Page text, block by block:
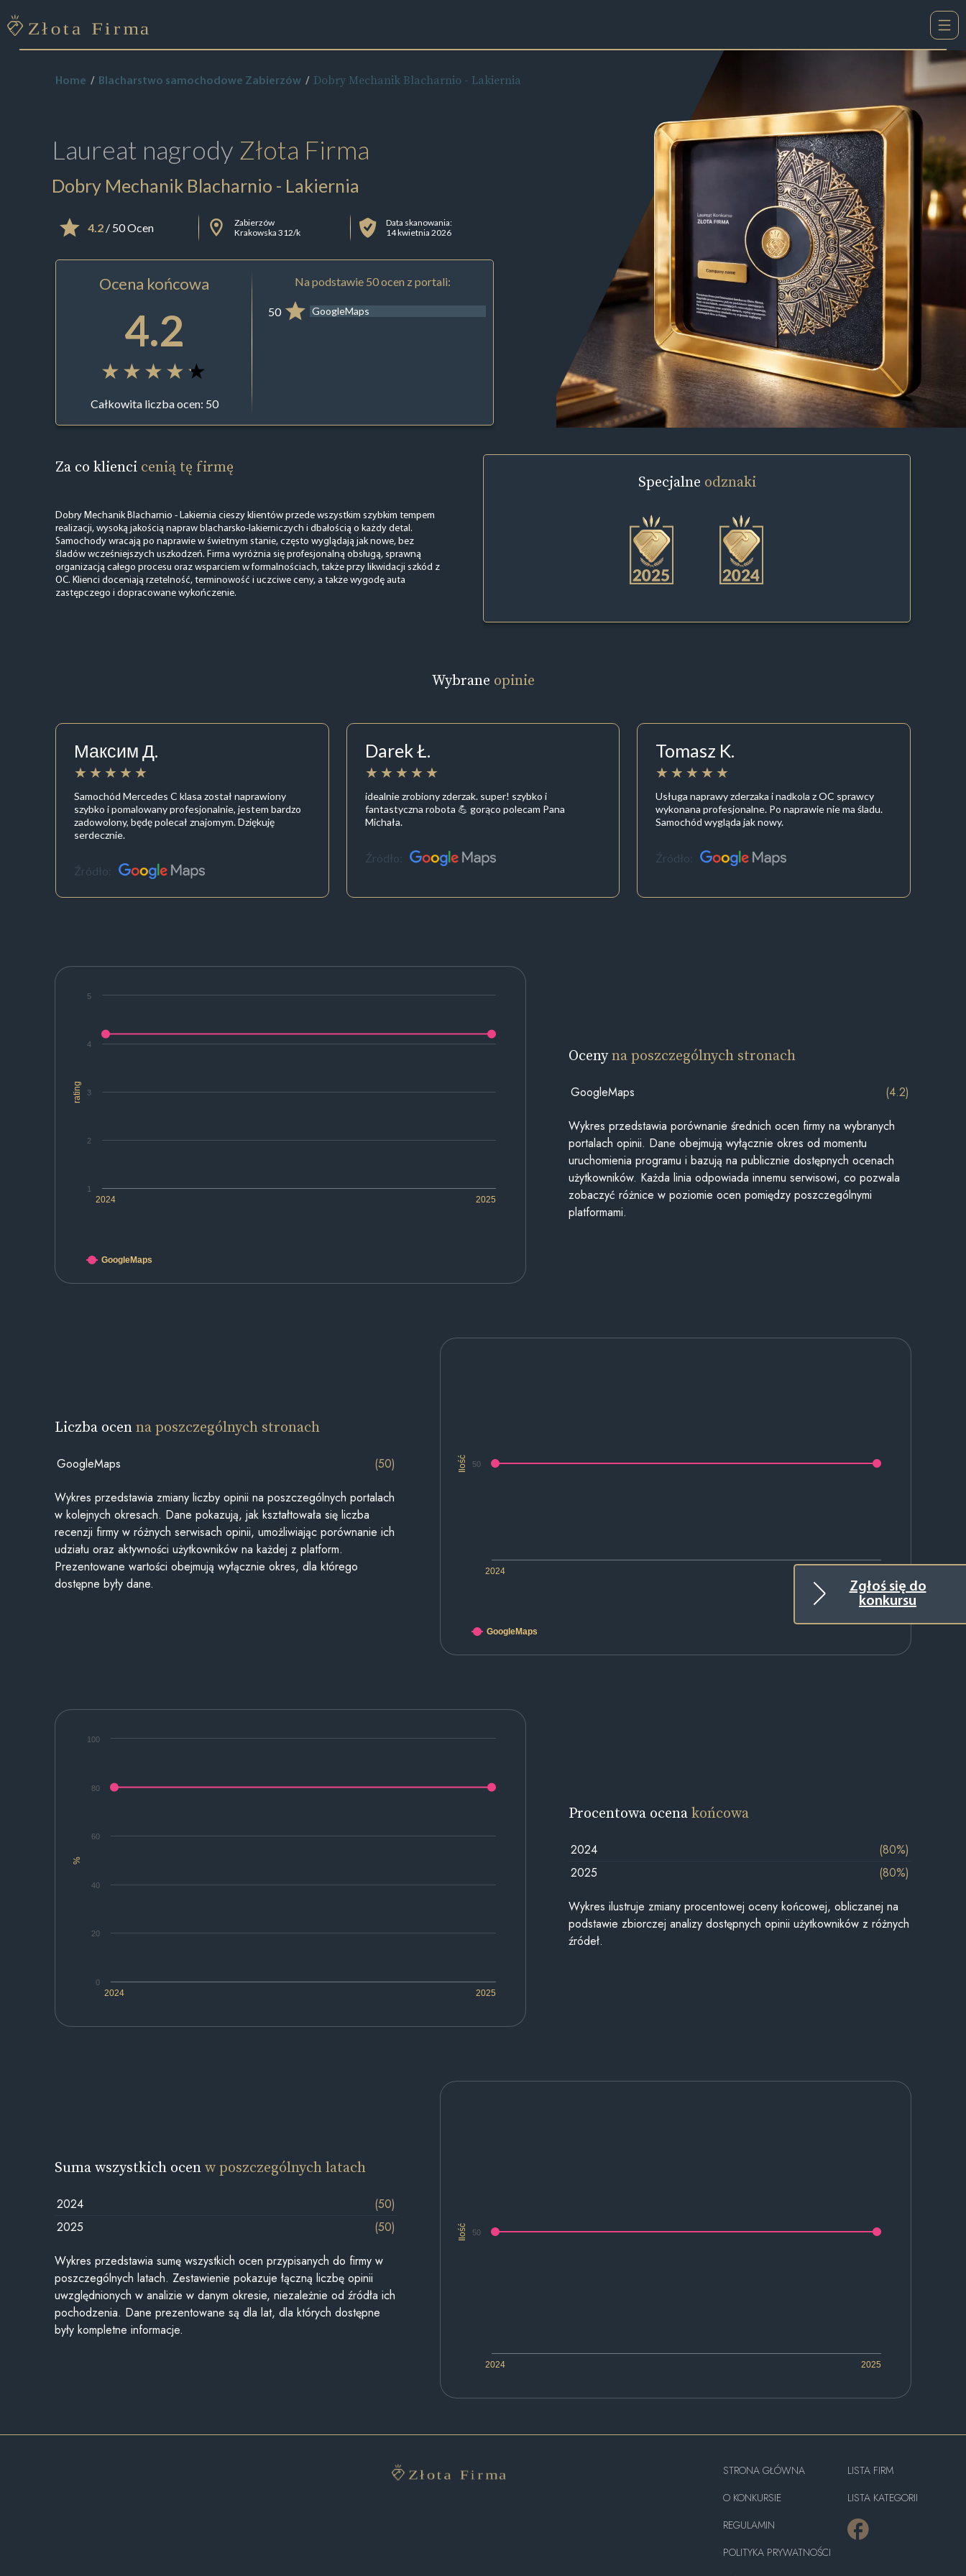
Zgłoś się do
konkursu
Home Blacharstwo samochodowe Zabierzów Dobry Mechanik Blacharnio - Lakiernia
Laureat nagrody Złota Firma
Dobry Mechanik Blacharnio - Lakiernia
4.2/ 50 Ocen
Zabierzów
Krakowska 312/k
Data skanowania:
14 kwietnia 2026
Ocena końcowa
4.2
Całkowita liczba ocen: 50
Na podstawie 50 ocen z portali:
50 GoogleMaps
Za co klienci cenią tę firmę
Dobry Mechanik Blacharnio - Lakiernia cieszy klientów przede wszystkim szybkim tempem
realizacji, wysoką jakością napraw blacharsko-lakierniczych i dbałością o każdy detal.
Samochody wracają po naprawie w świetnym stanie, często wyglądają jak nowe, bez
śladów wcześniejszych uszkodzeń. Firma wyróżnia się profesjonalną obsługą, sprawną
organizacją całego procesu oraz wsparciem w formalnościach, także przy likwidacji szkód z
OC. Klienci doceniają rzetelność, terminowość i uczciwe ceny, a także wygodę auta
zastępczego i dopracowane wykończenie.
Specjalne odznaki
Wybrane opinie
Максим Д.
Samochód Mercedes C klasa został naprawiony
szybko i pomalowany profesjonalnie, jestem bardzo
zadowolony, będę polecał znajomym. Dziękuję
serdecznie.
Źródło:
Darek Ł.
idealnie zrobiony zderzak. super! szybko i
fantastyczna robota 💪 gorąco polecam Pana
Michała.
Źródło:
Tomasz K.
Usługa naprawy zderzaka i nadkola z OC sprawcy
wykonana profesjonalne. Po naprawie nie ma śladu.
Samochód wygląda jak nowy.
Źródło:
rating
2024 2025
1
2
3
4
5
GoogleMaps
Ocenyna poszczególnych stronach
GoogleMaps (4.2)
Wykres przedstawia porównanie średnich ocen firmy na wybranych
portalach opinii. Dane obejmują wyłącznie okres od momentu
uruchomienia programu i bazują na publicznie dostępnych ocenach
użytkowników. Każda linia odpowiada innemu serwisowi, co pozwala
zobaczyć różnice w poziomie ocen pomiędzy poszczególnymi
platformami.
Ilość
2024
50
GoogleMaps
Liczba ocenna poszczególnych stronach
GoogleMaps (50)
Wykres przedstawia zmiany liczby opinii na poszczególnych portalach
w kolejnych okresach. Dane pokazują, jak kształtowała się liczba
recenzji firmy w różnych serwisach opinii, umożliwiając porównanie ich
udziału oraz aktywności użytkowników na każdej z platform.
Prezentowane wartości obejmują wyłącznie okres, dla którego
dostępne były dane.
%
2024 2025
0
20
40
60
80
100
Procentowa ocenakońcowa
2024
(80%)
2025
(80%)
Wykres ilustruje zmiany procentowej oceny końcowej, obliczanej na
podstawie zbiorczej analizy dostępnych opinii użytkowników z różnych
źródeł.
Ilość
2024 2025
50
Suma wszystkich ocenw poszczególnych latach
2024
(50)
2025
(50)
Wykres przedstawia sumę wszystkich ocen przypisanych do firmy w
poszczególnych latach. Zestawienie pokazuje łączną liczbę opinii
uwzględnionych w analizie w danym okresie, niezależnie od źródła ich
pochodzenia. Dane prezentowane są dla lat, dla których dostępne
były kompletne informacje.
STRONA GŁÓWNA
O KONKURSIE
REGULAMIN
POLITYKA PRYWATNOŚCI
LISTA FIRM
LISTA KATEGORII